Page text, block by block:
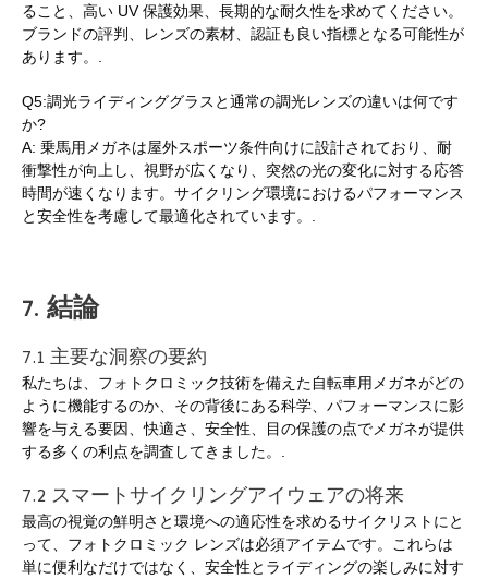
ること、高い UV 保護効果、長期的な耐久性を求めてください。
ブランドの評判、レンズの素材、認証も良い指標となる可能性が
あります。.
Q5:調光ライディンググラスと通常の調光レンズの違いは何です
か?
A: 乗馬用メガネは屋外スポーツ条件向けに設計されており、耐
衝撃性が向上し、視野が広くなり、突然の光の変化に対する応答
時間が速くなります。サイクリング環境におけるパフォーマンス
と安全性を考慮して最適化されています。.
7. 結論
7.1 主要な洞察の要約
私たちは、フォトクロミック技術を備えた自転車用メガネがどの
ように機能するのか、その背後にある科学、パフォーマンスに影
響を与える要因、快適さ、安全性、目の保護の点でメガネが提供
する多くの利点を調査してきました。.
7.2 スマートサイクリングアイウェアの将来
最高の視覚の鮮明さと環境への適応性を求めるサイクリストにと
って、フォトクロミック レンズは必須アイテムです。これらは
単に便利なだけではなく、安全性とライディングの楽しみに対す